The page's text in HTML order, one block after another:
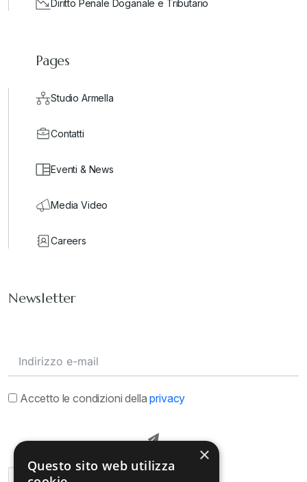
Diritto Penale Doganale e Tributario
Pages
Studio Armella
Contatti
Eventi & News
Media Video
Careers
Newsletter
Accetto le condizioni dellaprivacy
×
Questo sito web utilizza